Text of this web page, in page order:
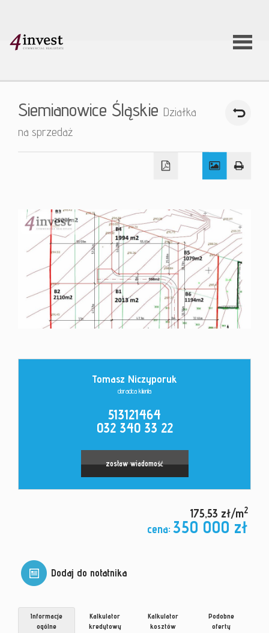
O firmie
Oferty
Kontakt
Siemianowice Śląskie Działka
na sprzedaż
Tomasz Niczyporuk
doradca klienta
513121464
032 340 33 22
zostaw wiadomość
175,53 zł/m2
cena: 350 000 zł
Dodaj do notatnika
Informacje
ogólne
Kalkulator
kredytowy
Kalkulator
kosztów
Podobne
oferty